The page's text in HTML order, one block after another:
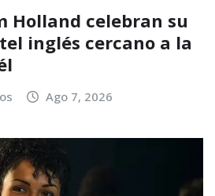
Holland celebran su
inglés cercano a la
Ago 7, 2026